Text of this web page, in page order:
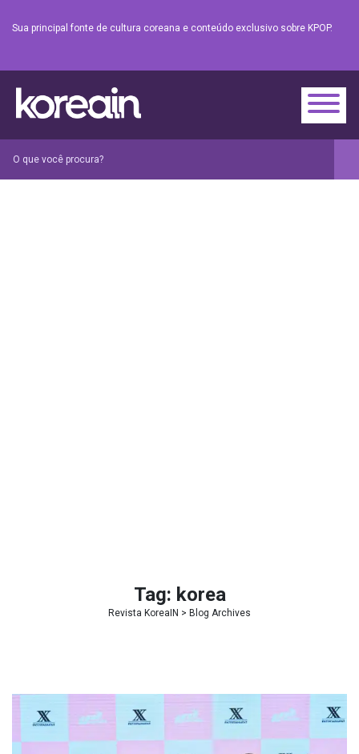
Sua principal fonte de cultura coreana e conteúdo exclusivo sobre KPOP.
Tag: korea
Revista KoreaIN > Blog Archives